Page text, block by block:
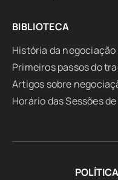
BIBLIOTECA
História da negociação
Primeiros passos do
Artigos sobre
Horário das Sessões